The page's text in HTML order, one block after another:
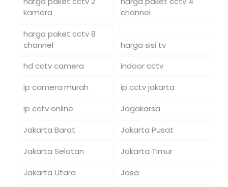
kamera
channel
harga paket cctv 8
channel
harga sisi tv
hd cctv camera
indoor cctv
ip camera murah
ip cctv jakarta
ip cctv online
Jagakarsa
Jakarta Barat
Jakarta Pusat
Jakarta Selatan
Jakarta Timur
Jakarta Utara
Jasa